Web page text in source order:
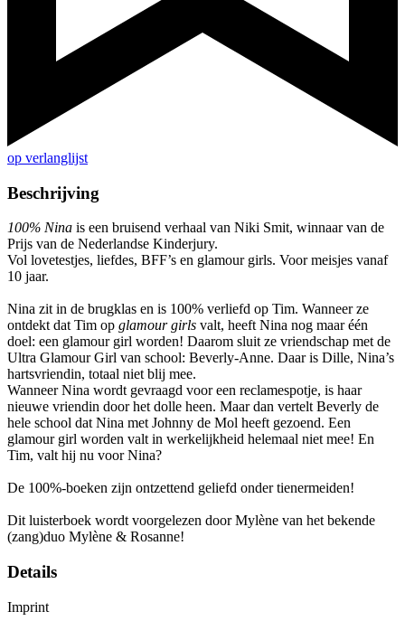
op verlanglijst
Beschrijving
100% Nina is een bruisend verhaal van Niki Smit, winnaar van de
Prijs van de Nederlandse Kinderjury.
Vol lovetestjes, liefdes, BFF’s en glamour girls. Voor meisjes vanaf
10 jaar.
Nina zit in de brugklas en is 100% verliefd op Tim. Wanneer ze
ontdekt dat Tim op glamour girls valt, heeft Nina nog maar één
doel: een glamour girl worden! Daarom sluit ze vriendschap met de
Ultra Glamour Girl van school: Beverly-Anne. Daar is Dille, Nina’s
hartsvriendin, totaal niet blij mee.
Wanneer Nina wordt gevraagd voor een reclamespotje, is haar
nieuwe vriendin door het dolle heen. Maar dan vertelt Beverly de
hele school dat Nina met Johnny de Mol heeft gezoend. Een
glamour girl worden valt in werkelijkheid helemaal niet mee! En
Tim, valt hij nu voor Nina?
De 100%-boeken zijn ontzettend geliefd onder tienermeiden!
Dit luisterboek wordt voorgelezen door Mylène van het bekende
(zang)duo Mylène & Rosanne!
Details
Imprint